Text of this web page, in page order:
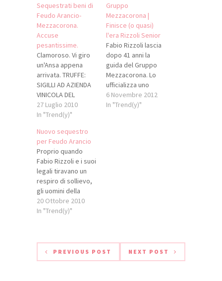
Sequestrati beni di
Feudo Arancio-
Mezzacorona.
Accuse
pesantissime.
Clamoroso. Vi giro
un'Ansa appena
arrivata. TRUFFE:
SIGILLI AD AZIENDA
VINICOLA DEL
RAGUSANO, 8
DENUNCE GUARDIA
SEQUESTRA BENI
FEUDO ARANCIO
PER OLTRE 4 MLN
(ANSA) - RAGUSA, 27
LUG - La Guardia di
Finanza ha
sequestrato
un’azienda vinicola
e denaro contante
27 Luglio 2010
In "Trend(y)"
Gruppo
Mezzacorona |
Finisce (o quasi)
l'era Rizzoli Senior
Fabio Rizzoli lascia
dopo 41 anni la
guida del Gruppo
Mezzacorona. Lo
ufficializza uno
comunicato del
Gruppo che
6 Novembre 2012
In "Trend(y)"
Nuovo sequestro
per Feudo Arancio
Proprio quando
Fabio Rizzoli e i suoi
legali tiravano un
respiro di sollievo,
gli uomini della
Guardia di finanza
hanno notificato un
sequestro della
cantina di «Feudo
Arancio»,
20 Ottobre 2010
In "Trend(y)"
PREVIOUS POST NEXT POST